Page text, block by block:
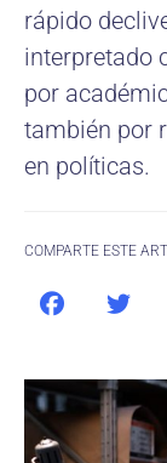
rápido
interpretado
por
también por
en políticas.
COMPARTE ESTE